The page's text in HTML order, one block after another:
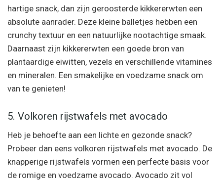
hartige snack, dan zijn geroosterde kikkererwten een
absolute aanrader. Deze kleine balletjes hebben een
crunchy textuur en een natuurlijke nootachtige smaak.
Daarnaast zijn kikkererwten een goede bron van
plantaardige eiwitten, vezels en verschillende vitamines
en mineralen. Een smakelijke en voedzame snack om
van te genieten!
5. Volkoren rijstwafels met avocado
Heb je behoefte aan een lichte en gezonde snack?
Probeer dan eens volkoren rijstwafels met avocado. De
knapperige rijstwafels vormen een perfecte basis voor
de romige en voedzame avocado. Avocado zit vol